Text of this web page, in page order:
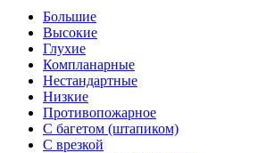
Большие
Высокие
Глухие
Компланарные
Нестандартные
Низкие
Противопожарное
С багетом (штапиком)
С врезкой